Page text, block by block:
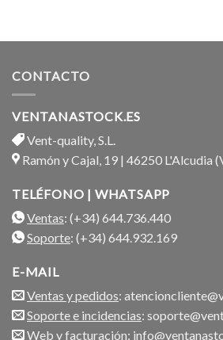
CONTACTO
VENTANASTOCK.ES
Vent-quality, S.L.
Ramón y Cajal, 19 | 46250 L'Alcudia
TELÉFONO | WHATSAPP
Ventas: (+34) 644.736.440
Soporte: (+34) 644.932.169
E-MAIL
Ventas y pedidos:
Soporte e incidencias:
Web y facturación: